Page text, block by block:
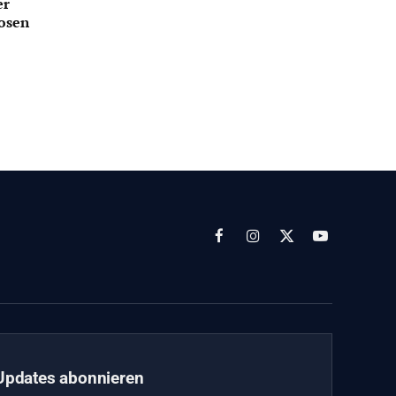
FacebookInstagram
X
YouTube
abonnieren